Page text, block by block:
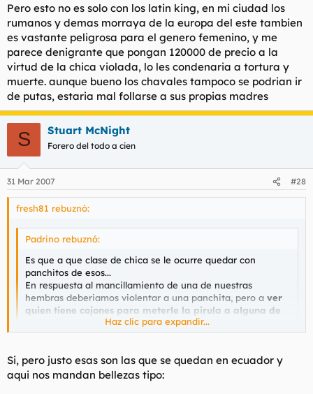
Pero esto no es solo con los latin king, en mi ciudad los
rumanos y demas morraya de la europa del este tambien
es vastante peligrosa para el genero femenino, y me
parece denigrante que pongan 120000 de precio a la
virtud de la chica violada, lo les condenaria a tortura y
muerte. aunque bueno los chavales tampoco se podrian ir
de putas, estaria mal follarse a sus propias madres
S Stuart McNight
Forero del todo a cien
31 Mar 2007 #28
fresh81 rebuznó:
Padrino rebuznó:
Es que a que clase de chica se le ocurre quedar con
panchitos de esos...
En respuesta al mancillamiento de una de nuestras
hembras deberiamos violentar a una panchita, pero a ver
quien tiene cojones para meterle la pirula a alguna de
Saludos cordiales.Haz clic para expandir...
Ecuatoriana:
Haz clic para expandir...
Si, pero justo esas son las que se quedan en ecuador y
aqui nos mandan bellezas tipo: